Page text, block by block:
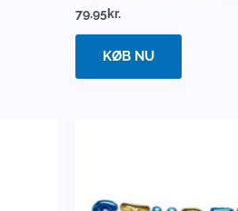
79.95kr.
KØB NU